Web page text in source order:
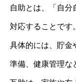
自助とは、「自分
対応することです。
具体的には、貯金
準備、健康管理な